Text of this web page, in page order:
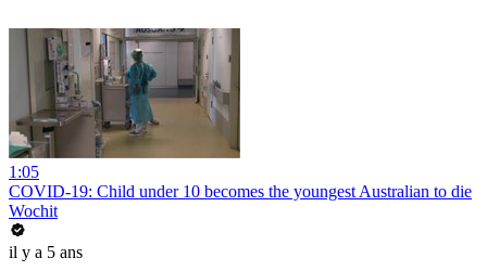
1:05
COVID-19: Child under 10 becomes the youngest Australian to die
Wochit
il y a 5 ans